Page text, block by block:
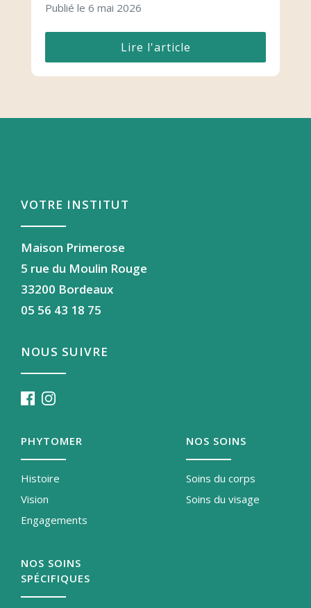
Publié le 6 mai 2026
Lire l'article
VOTRE INSTITUT
Maison Primerose
5 rue du Moulin Rouge
33200 Bordeaux
05 56 43 18 75
NOUS SUIVRE
PHYTOMER
Histoire
Vision
Engagements
NOS SOINS
Soins du corps
Soins du visage
NOS SOINS
SPÉCIFIQUES